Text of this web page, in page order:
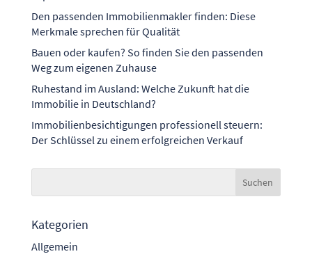
Den passenden Immobilienmakler finden: Diese
Merkmale sprechen für Qualität
Bauen oder kaufen? So finden Sie den passenden
Weg zum eigenen Zuhause
Ruhestand im Ausland: Welche Zukunft hat die
Immobilie in Deutschland?
Immobilienbesichtigungen professionell steuern:
Der Schlüssel zu einem erfolgreichen Verkauf
Kategorien
Allgemein